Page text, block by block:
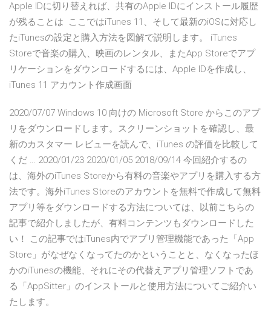
Apple IDに切り替えれば、共有のApple IDにインストール履歴
が残ることは ここではiTunes 11、そして最新のiOSに対応し
たiTunesの設定と購入方法を図解で説明します。 iTunes
Storeで音楽の購入、映画のレンタル、またApp Storeでアプ
リケーションをダウンロードするには、Apple IDを作成し、
iTunes 11 アカウント作成画面
2020/07/07 Windows 10 向けの Microsoft Store からこのアプ
リをダウンロードします。スクリーンショットを確認し、最
新のカスタマー レビューを読んで、iTunes の評価を比較して
くだ … 2020/01/23 2020/01/05 2018/09/14 今回紹介するの
は、海外のiTunes Storeから有料の音楽やアプリを購入する方
法です。海外iTunes Storeのアカウントを無料で作成して無料
アプリ等をダウンロードする方法については、以前こちらの
記事で紹介しましたが、有料コンテンツもダウンロードした
い！ この記事ではiTunes内でアプリ管理機能であった「App
Store」がなぜなくなってたのかということと、なくなったほ
かのiTunesの機能、それにその代替えアプリ管理ソフトであ
る「AppSitter」のインストールと使用方法についてご紹介い
たします。